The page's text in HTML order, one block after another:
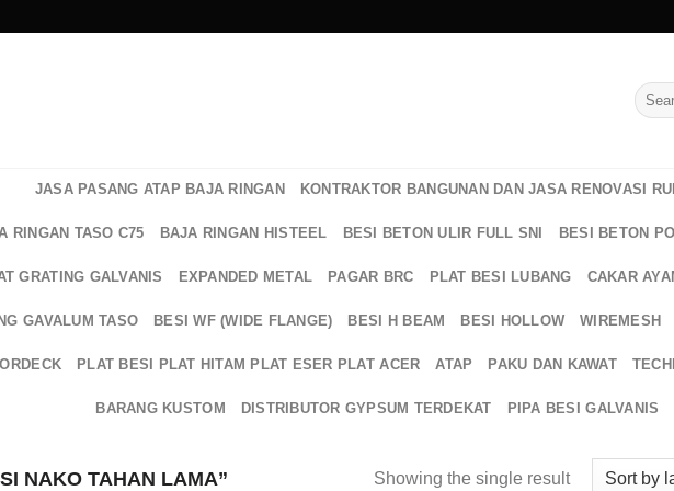
Search
for:
JASA PASANG ATAP BAJA RINGAN KONTRAKTOR BANGUNAN DAN JASA RENOVASI
RINGAN TASO C75 BAJA RINGAN HISTEEL BESI BETON ULIR FULL SNI BESI BETON
GRATING GALVANIS EXPANDED METAL PAGAR BRC PLAT BESI LUBANG CAKAR
GAVALUM TASO BESI WF (WIDE FLANGE) BESI H BEAM BESI HOLLOW WIREMESH
PLAT BESI PLAT HITAM PLAT ESER PLAT ACER ATAP PAKU DAN KAWAT
BARANG KUSTOM DISTRIBUTOR GYPSUM TERDEKAT PIPA BESI GALVANIS
NAKO TAHAN LAMA” Showing the single result